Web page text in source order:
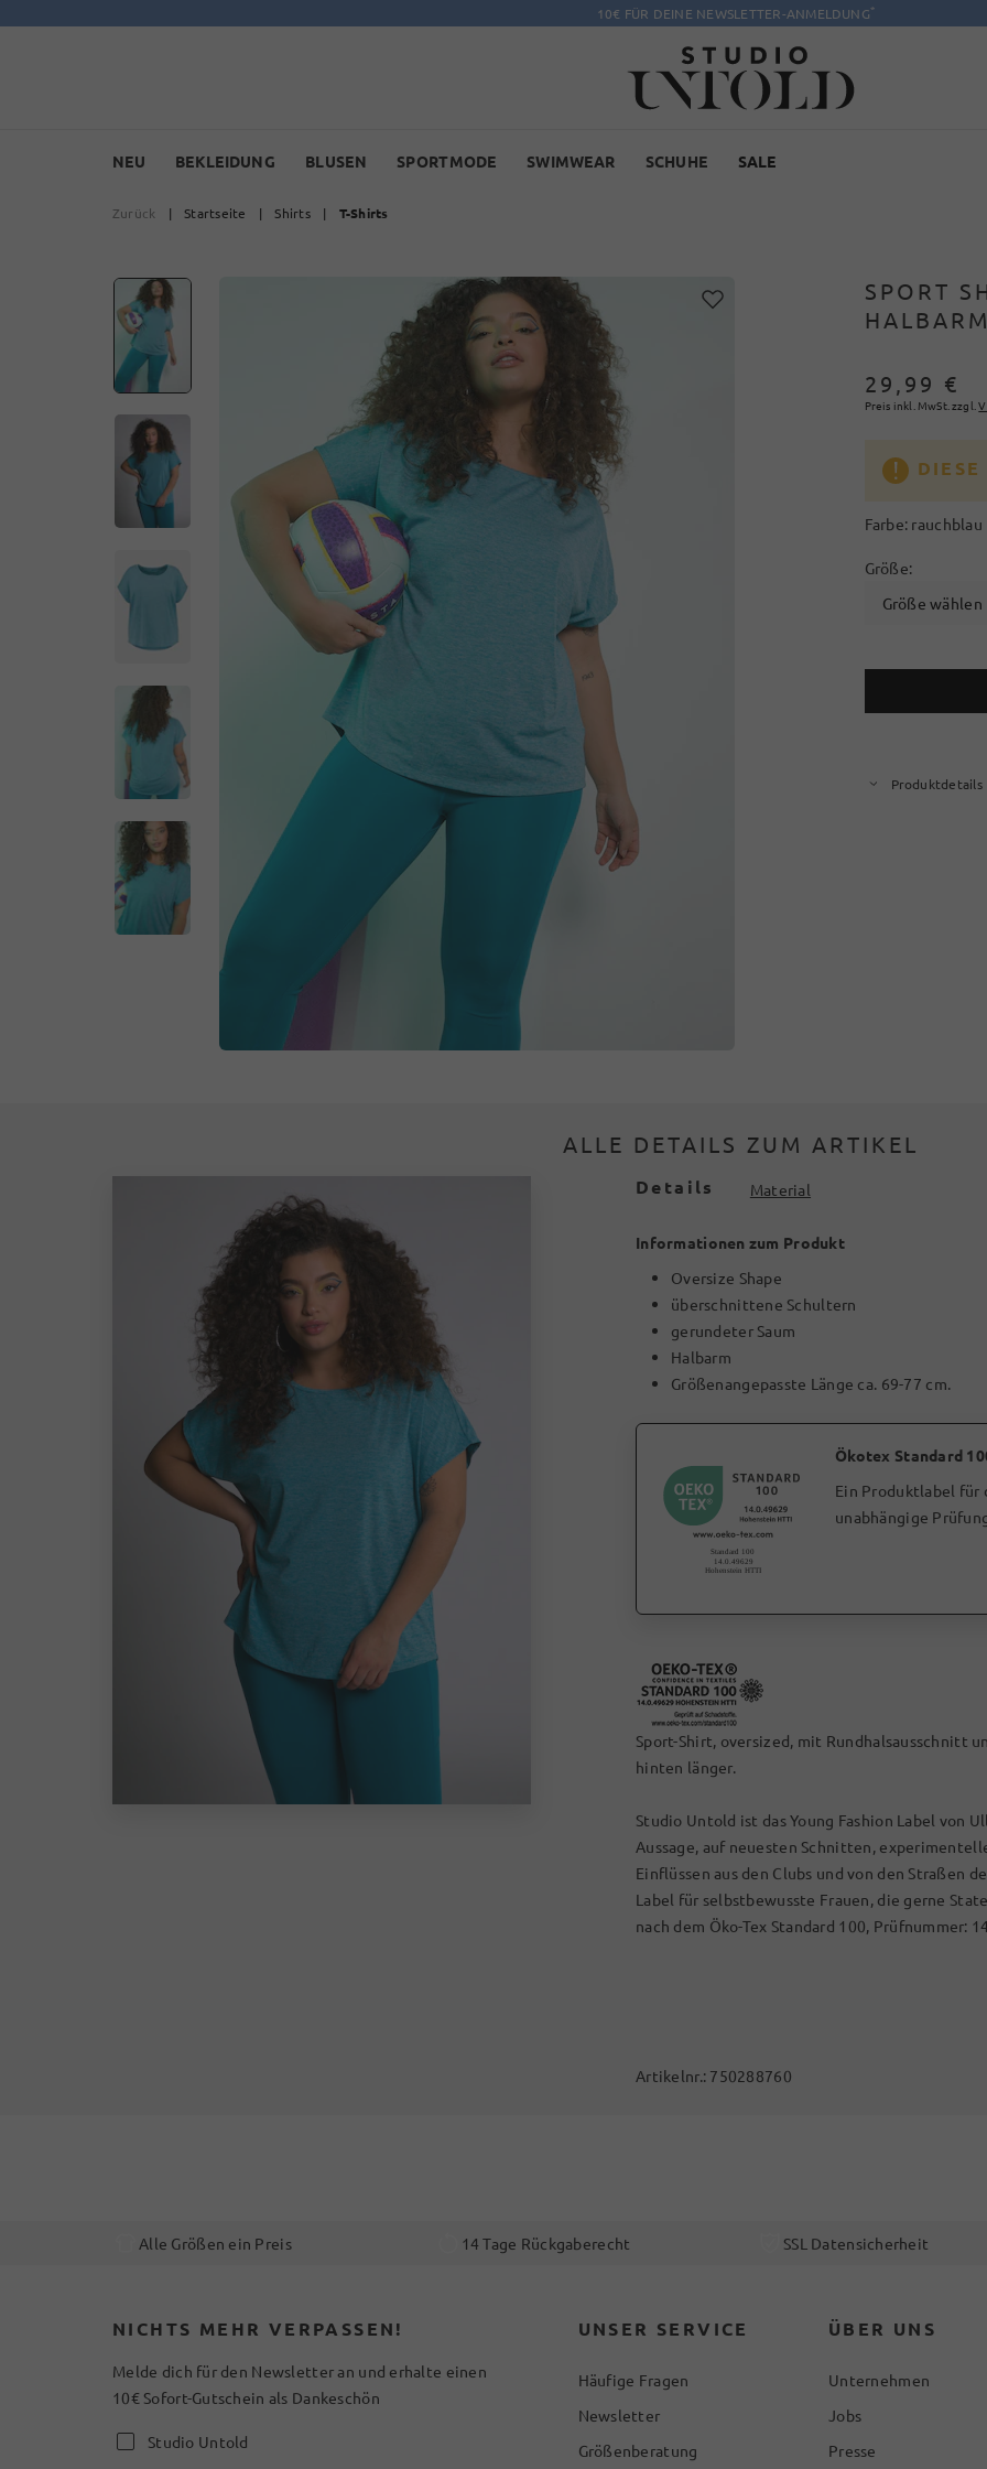
10€ FÜR DEINE NEWSLETTER-ANMELDUNG*
NEU BEKLEIDUNG BLUSEN SPORTMODE SWIMWEAR SCHUHE SALE
Zurück | Startseite | Shirts | T-Shirts
SPORT
29,99 €
Preis inkl. MwSt. zzgl.
Farbe: rauchblau
Größe:
Größe wählen
Produktdetails
ALLE DETAILS ZUM ARTIKEL
Details Material
Informationen zum Produkt
Oversize Shape
überschnittene Schultern
gerundeter Saum
Halbarm
Größenangepasste Länge ca. 69-77 cm.
Ökotex Standard
Ein Produktlabel für
unabhängige
Sport-Shirt, oversized, mit Rundhalsausschnitt
hinten länger.
Studio Untold ist das Young Fashion Label von
Aussage, auf neuesten Schnitten,
Einflüssen aus den Clubs und von den Straßen
Label für selbstbewusste Frauen, die gerne
nach dem Öko-Tex Standard 100, Prüfnummer:
Artikelnr.: 750288760
Alle Größen ein Preis 14 Tage Rückgaberecht SSL Datensicherheit
NICHTS MEHR VERPASSEN!
Melde dich für den Newsletter an und erhalte einen
10€ Sofort-Gutschein als Dankeschön
Studio Untold
UNSER SERVICE
Häufige Fragen
Newsletter
Größenberatung
ÜBER UNS
Unternehmen
Jobs
Presse